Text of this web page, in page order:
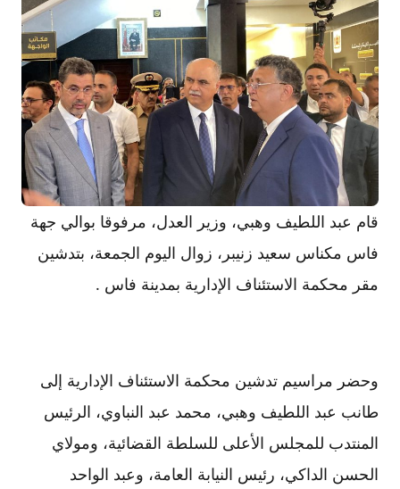
قام عبد اللطيف وهبي، وزير العدل، مرفوقا بوالي جهة
فاس مكناس سعيد زنيبر، زوال اليوم الجمعة، بتدشين
مقر محكمة الاستئناف الإدارية بمدينة فاس .
وحضر مراسيم تدشين محكمة الاستئناف الإدارية إلى
طانب عبد اللطيف وهبي، محمد عبد النباوي، الرئيس
المنتدب للمجلس الأعلى للسلطة القضائية، ومولاي
الحسن الداكي، رئيس النيابة العامة، وعبد الواحد